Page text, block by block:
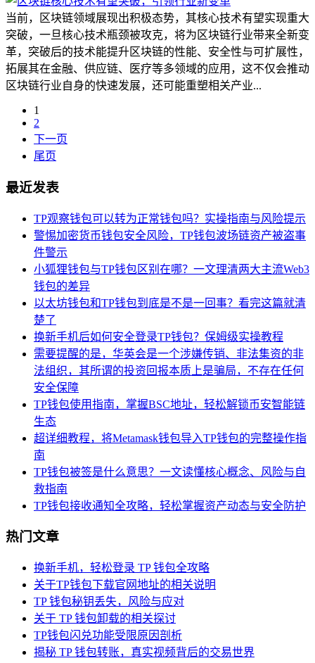
当前，区块链领域展现出积极态势，其核心技术有望实现重大
突破，一旦核心技术瓶颈被攻克，将为区块链行业带来全新变
革，突破后的技术能提升区块链的性能、安全性与可扩展性，
拓展其在金融、供应链、医疗等多领域的应用，这不仅会推动
区块链行业自身的快速发展，还可能重塑相关产业...
1
2
下一页
尾页
最近发表
TP观察钱包可以转为正常钱包吗？实操指南与风险提示
警惕加密货币钱包安全风险，TP钱包波场链资产被盗事
件警示
小狐狸钱包与TP钱包区别在哪？一文理清两大主流Web3
钱包的差异
以太坊钱包和TP钱包到底是不是一回事？看完这篇就清
楚了
换新手机后如何安全登录TP钱包？保姆级实操教程
需要提醒的是，华英会是一个涉嫌传销、非法集资的非
法组织，其所谓的投资回报本质上是骗局，不存在任何
安全保障
TP钱包使用指南，掌握BSC地址，轻松解锁币安智能链
生态
超详细教程，将Metamask钱包导入TP钱包的完整操作指
南
TP钱包被签是什么意思？一文读懂核心概念、风险与自
救指南
TP钱包接收通知全攻略，轻松掌握资产动态与安全防护
热门文章
换新手机，轻松登录 TP 钱包全攻略
关于TP钱包下载官网地址的相关说明
TP 钱包秘钥丢失，风险与应对
关于 TP 钱包卸载的相关探讨
TP钱包闪兑功能受限原因剖析
揭秘 TP 钱包转账，真实视频背后的交易世界